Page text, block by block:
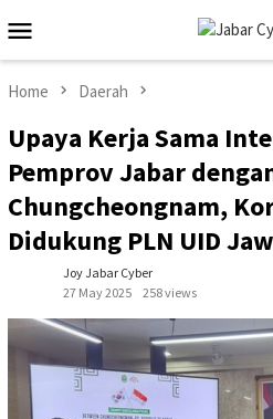
to
contentMenu
Home Daerah
Upaya Kerja Sama
Pemprov Jabar
Chungcheongnam,
Didukung PLN UID
Joy Jabar Cyber
27 May 2025
258 views